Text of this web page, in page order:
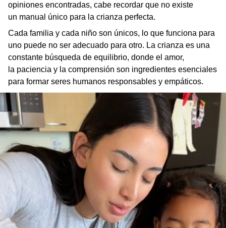
opiniones encontradas, cabe recordar que no existe
un manual único para la crianza perfecta.
Cada familia y cada niño son únicos, lo que funciona para
uno puede no ser adecuado para otro. La crianza es una
constante búsqueda de equilibrio, donde el amor,
la paciencia y la comprensión son ingredientes esenciales
para formar seres humanos responsables y empáticos.